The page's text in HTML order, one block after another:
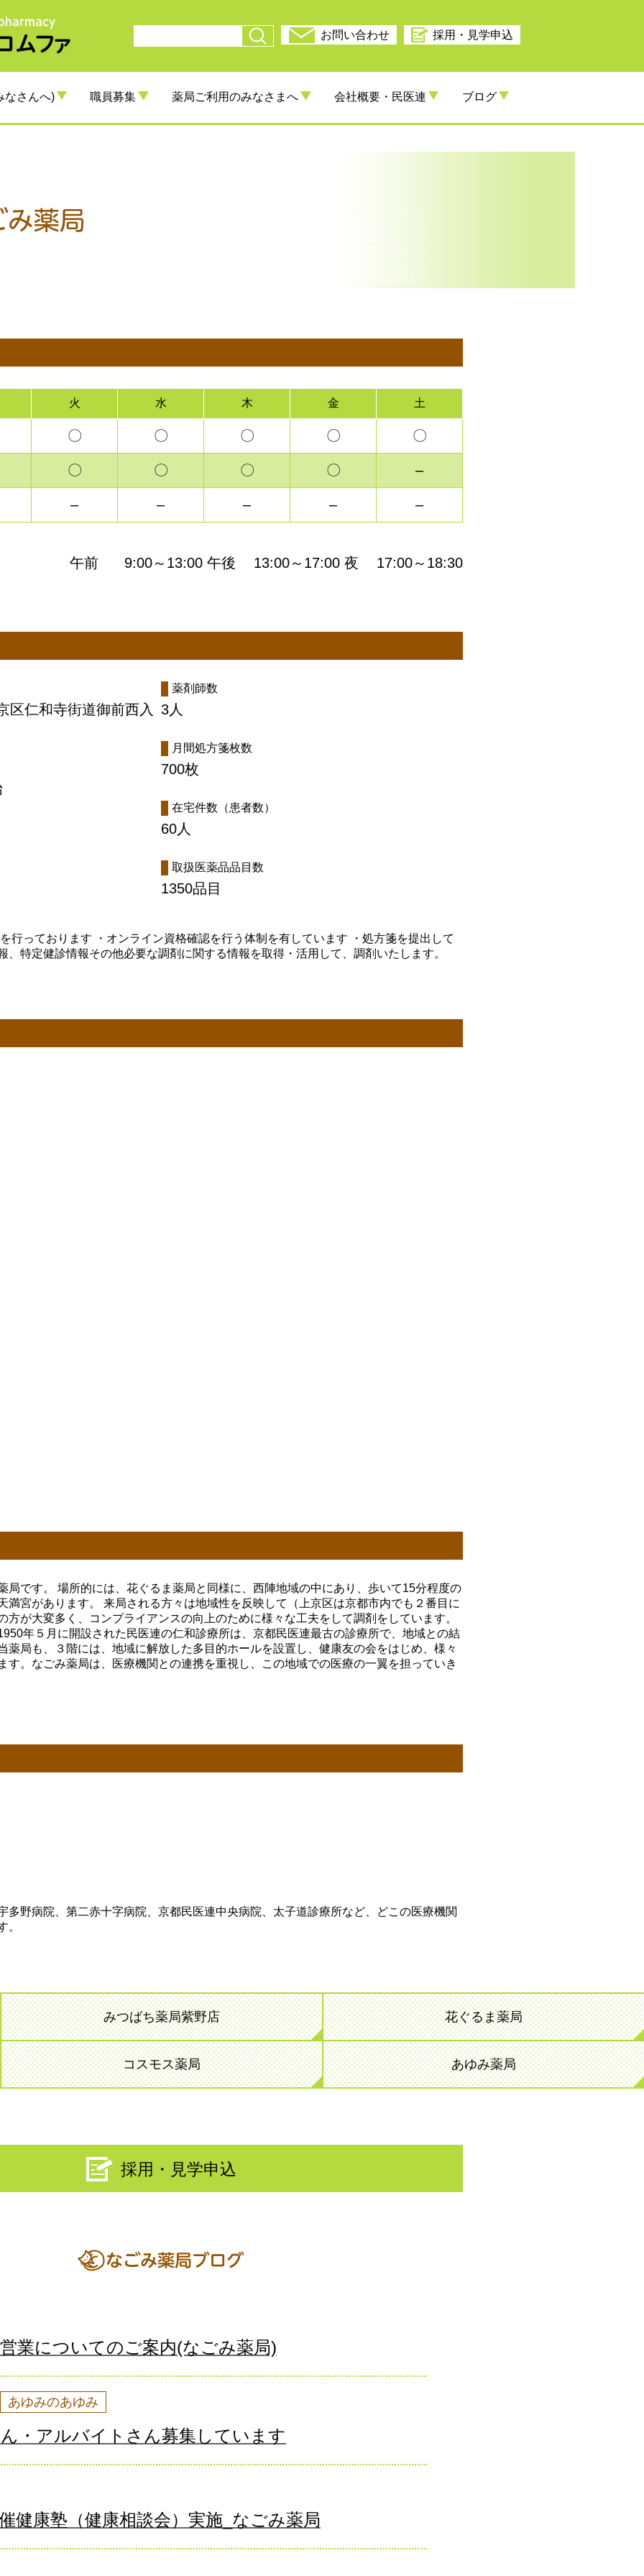
お問い合わせ 採用・見学申込
なさんへ) 職員募集 薬局ご利用のみなさまへ 会社概要・民医連 ブログ
火 水 木 金 土
〇 〇 〇 〇 〇
〇 〇 〇 〇 –
– – – – –
午前 9:00～13:00 午後 13:00～17:00 夜 17:00～18:30
区仁和寺街道御前西入
薬剤師数
3人
月間処方箋枚数
700枚
在宅件数（患者数）
60人
取扱医薬品品目数
1350品目
行っております ・オンライン資格確認を行う体制を有しています ・処方箋を提出して
、特定健診情報その他必要な調剤に関する情報を取得・活用して、調剤いたします。
局です。 場所的には、花ぐるま薬局と同様に、西陣地域の中にあり、歩いて15分程度の
満宮があります。 来局される方々は地域性を反映して（上京区は京都市内でも２番目に
方が大変多く、コンプライアンスの向上のために様々な工夫をして調剤をしています。
年５月に開設された民医連の仁和診療所は、京都民医連最古の診療所で、地域との結
薬局も、３階には、地域に解放した多目的ホールを設置し、健康友の会をはじめ、様々
す。なごみ薬局は、医療機関との連携を重視し、この地域での医療の一翼を担っていき
多野病院、第二赤十字病院、京都民医連中央病院、太子道診療所など、どこの医療機関
。
みつばち薬局紫野店 花ぐるま薬局
コスモス薬局 あゆみ薬局
採用・見学申込
業についてのご案内(なごみ薬局)
あゆみのあゆみ
・アルバイトさん募集しています
健康塾（健康相談会）実施_なごみ薬局